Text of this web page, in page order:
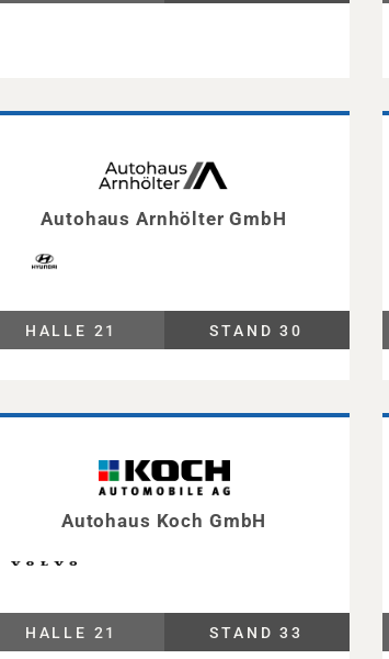
Autohaus Arnhölter GmbH
HALLE 21 STAND 30
Autohaus Koch GmbH
HALLE 21 STAND 33